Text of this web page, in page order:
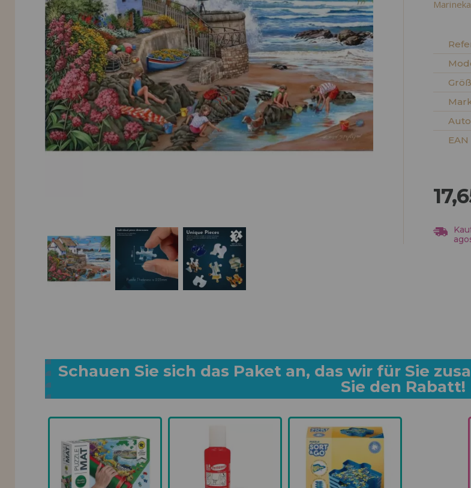
LIQUIDIÉRUNG
INFORMATIONEN
info@puzzleladen.de
NEUER KUNDE
EAN
Schauen Sie sich das Paket an, das wir für Sie
Sie den Rabatt!